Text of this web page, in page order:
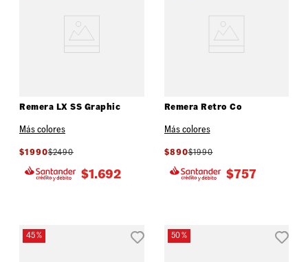
Remera LX SS Graphic
Más colores
$1990$2490
$1.692
Remera Retro Co
Más colores
$890$1990
$757
45 % 50 %